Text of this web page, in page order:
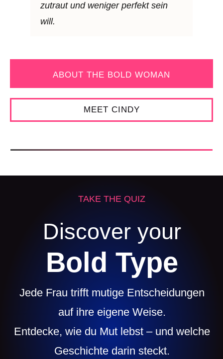
zutraut und weniger perfekt sein
will.
ABOUT THE BOLD WOMAN
MEET CINDY
TAKE THE QUIZ
Discover your
Bold Type
Jede Frau trifft mutige Entscheidungen
auf ihre eigene Weise.
Entdecke, wie du Mut lebst – und welche
Geschichte darin steckt.